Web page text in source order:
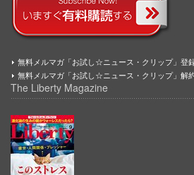
無料メルマガ「お試し☆ニュース・クリップ」登
無料メルマガ「お試し☆ニュース・クリップ」解
The Liberty Magazine